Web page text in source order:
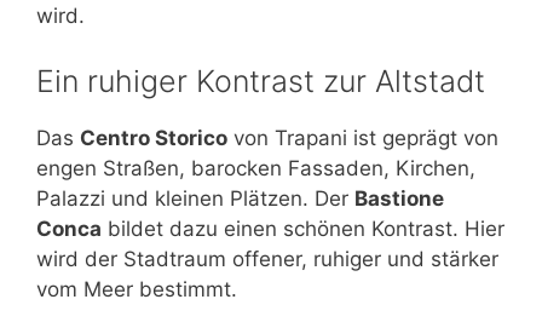
wird.
Ein ruhiger Kontrast zur Altstadt
Das Centro Storico von Trapani ist geprägt von
engen Straßen, barocken Fassaden, Kirchen,
Palazzi und kleinen Plätzen. Der Bastione
Conca bildet dazu einen schönen Kontrast. Hier
wird der Stadtraum offener, ruhiger und stärker
vom Meer bestimmt.